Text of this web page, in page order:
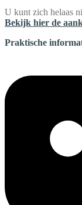
U kunt zich helaas
Bekijk hier de
Praktische